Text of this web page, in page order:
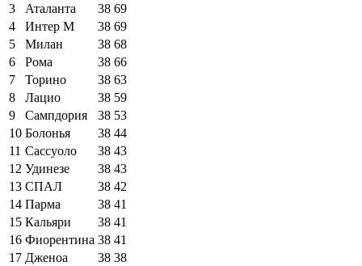
3
Аталанта 38 69
4
Интер М 38 69
5
Милан 38 68
6
Рома 38 66
7
Торино 38 63
8
Лацио 38 59
9
Сампдория 38 53
10 Болонья 38 44
11 Сассуоло 38 43
12 Удинезе 38 43
13 СПАЛ 38 42
14 Парма 38 41
15 Кальяри 38 41
16 Фиорентина 38 41
17 Дженоа 38 38